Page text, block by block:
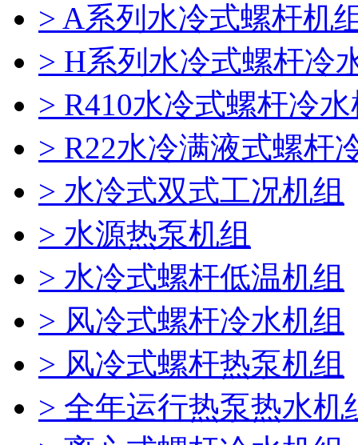
> A系列水冷式螺杆机
> H系列水冷式螺杆冷
> R410水冷式螺杆冷
> R22水冷满液式螺杆
> 水冷式双式工况机组
> 水源热泵机组
> 水冷式螺杆低温机组
> 风冷式螺杆冷水机组
> 风冷式螺杆热泵机组
> 全年运行热泵热水机